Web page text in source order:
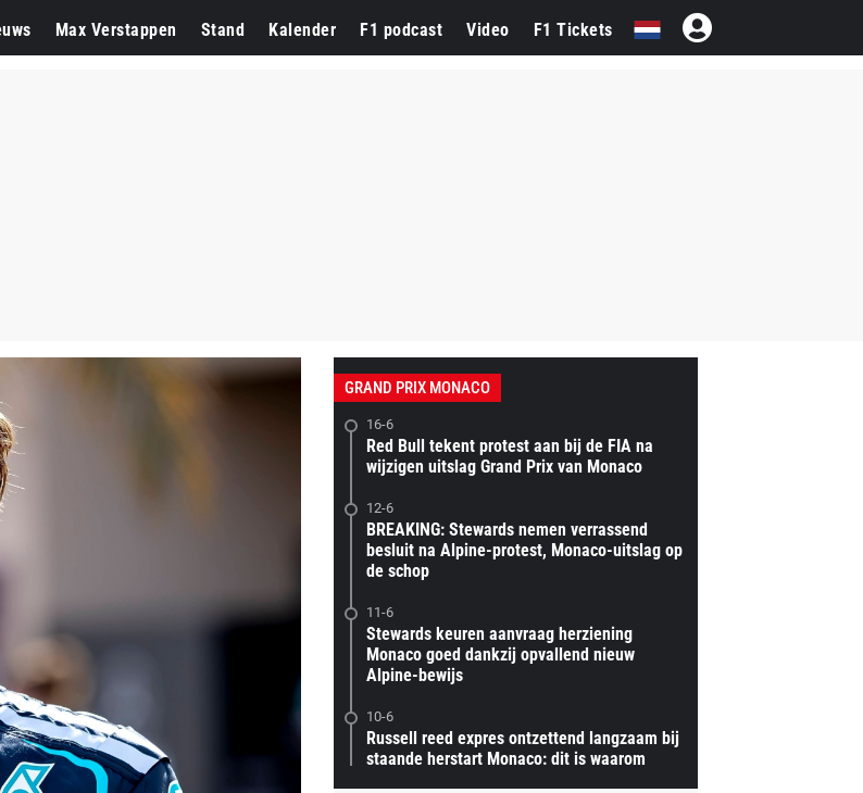
Max Verstappen Stand Kalender F1 podcast Video F1 Tickets
GRAND PRIX MONACO
16-6
Red Bull tekent protest aan bij de FIA na
wijzigen uitslag Grand Prix van Monaco
12-6
BREAKING: Stewards nemen verrassend
besluit na Alpine-protest, Monaco-uitslag op
de schop
11-6
Stewards keuren aanvraag herziening
Monaco goed dankzij opvallend nieuw
Alpine-bewijs
10-6
Russell reed expres ontzettend langzaam bij
staande herstart Monaco: dit is waarom